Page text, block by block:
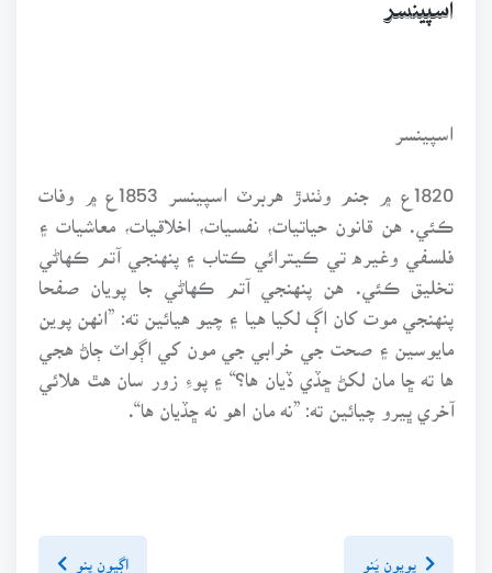
اسپينسر
اسپينسر
1820ع ۾ جنم وٺندڙ هربرٽ اسپينسر 1853ع ۾ وفات
ڪئي. هن قانون حياتيات، نفسيات، اخلاقيات، معاشيات ۽
فلسفي وغيره تي ڪيترائي ڪتاب ۽ پنهنجي آتم ڪهاڻي
تخليق ڪئي. هن پنهنجي آتم ڪهاڻي جا پويان صفحا
پنهنجي موت کان اڳ لکيا هيا ۽ چيو هيائين ته: ”انهن پوين
مايوسين ۽ صحت جي خرابي جي مون کي اڳواٽ ڄاڻ هجي
ها ته ڇا مان لکڻ ڇڏي ڏيان ها؟“ ۽ پوءِ زور سان هٿ هلائي
آخري ڀيرو چيائين ته: ”نه مان اهو نه ڇڏيان ها“.
پويون پَنو اڳيون پنو